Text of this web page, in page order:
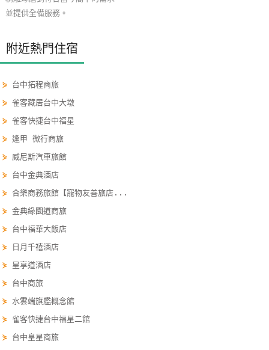
地
顧
客
服
顧
滿
意
度
訂
單
管
理
會
員
並提供全備服務。
附近熱門住宿
⋟ 台中拓程商旅
⋟雀客藏居台中大墩
⋟雀客快捷台中福星
⋟逢甲 微行商旅
⋟ 威尼斯汽車旅館
⋟ 台中金典酒店
⋟合樂商務旅館【寵物友善旅店...
⋟金典綠園道商旅
⋟ 台中福華大飯店
⋟
日月千禧酒店
⋟ 星享道酒店
⋟ 台中商旅
⋟ 水雲端旗艦概念館
⋟雀客快捷台中福星二館
⋟ 台中皇星商旅